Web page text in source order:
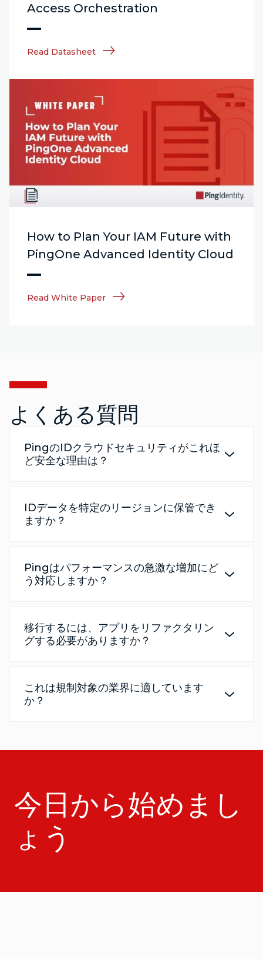
Access Orchestration
Read Datasheet
How to Plan Your IAM Future with
PingOne Advanced Identity Cloud
Read White Paper
よくある質問
PingのIDクラウドセキュリティがこれほ
ど安全な理由は？
IDデータを特定のリージョンに保管でき
ますか？
Pingはパフォーマンスの急激な増加にど
う対応しますか？
移行するには、アプリをリファクタリン
グする必要がありますか？
これは規制対象の業界に適しています
か？
今日から始めまし
ょう